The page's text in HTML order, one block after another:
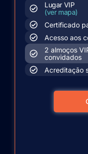
Lugar VIP
(ver mapa)
Certificado
Acesso aos
2 almoços
convidados
Acreditação